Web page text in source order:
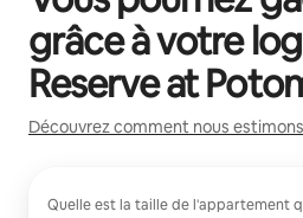
grâce à votre
Reserve at
Découvrez comment nous
Quelle est la taille de l'appartement